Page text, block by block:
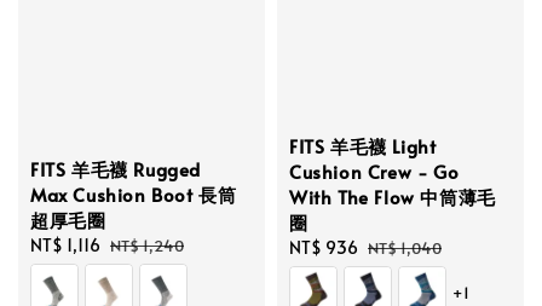
FITS 羊毛襪 Rugged
Max Cushion Boot 長筒
超厚毛圈
Sale
price
NT$ 1,116 Regular
price
NT$ 1,240
FITS 羊毛襪 Light
Cushion Crew - Go
With The Flow 中筒薄毛
圈
Sale
price
NT$ 936 Regular
price
NT$ 1,040
+1